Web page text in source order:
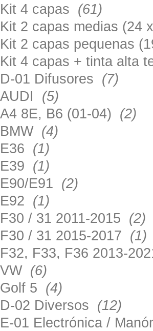
Kit 4 capas (61)
Kit 2 capas medias (24
Kit 2 capas pequenas
Kit 4 capas + tinta alta
D-01 Difusores (7)
AUDI (5)
A4 8E, B6 (01-04) (2)
BMW (4)
E36 (1)
E39 (1)
E90/E91 (2)
E92 (1)
F30 / 31 2011-2015 (2)
F30 / 31 2015-2017 (1)
F32, F33, F36 2013-
VW (6)
Golf 5 (4)
D-02 Diversos (12)
E-01 Electrónica /